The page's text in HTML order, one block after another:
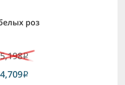
роз
5,198i
4,709i